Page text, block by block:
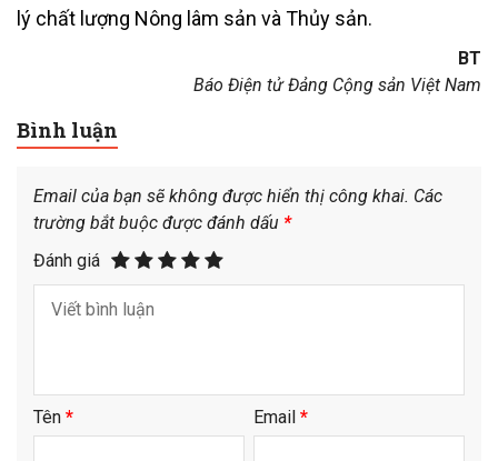
lý chất lượng Nông lâm sản và Thủy sản.
BT
Báo Điện tử Đảng Cộng sản Việt Nam
Bình luận
Email của bạn sẽ không được hiển thị công khai. Các
trường bắt buộc được đánh dấu *
Đánh giá
Tên * Email *